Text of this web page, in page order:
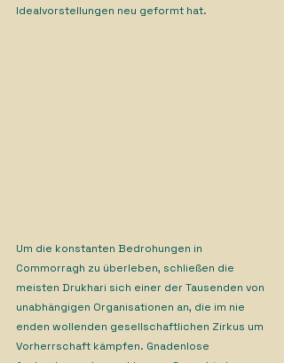
Idealvorstellungen neu geformt hat.
Um die konstanten Bedrohungen in
Commorragh zu überleben, schließen die
meisten Drukhari sich einer der Tausenden von
unabhängigen Organisationen an, die im nie
enden wollenden gesellschaftlichen Zirkus um
Vorherrschaft kämpfen. Gnadenlose